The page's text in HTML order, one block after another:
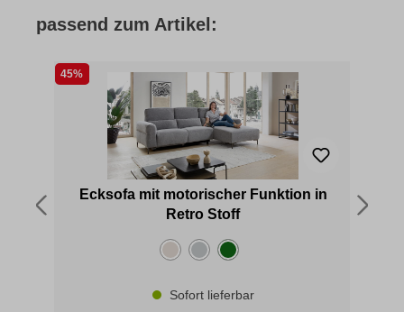
passend zum Artikel:
45%
Ecksofa mit motorischer Funktion in
Retro Stoff
Sofort lieferbar